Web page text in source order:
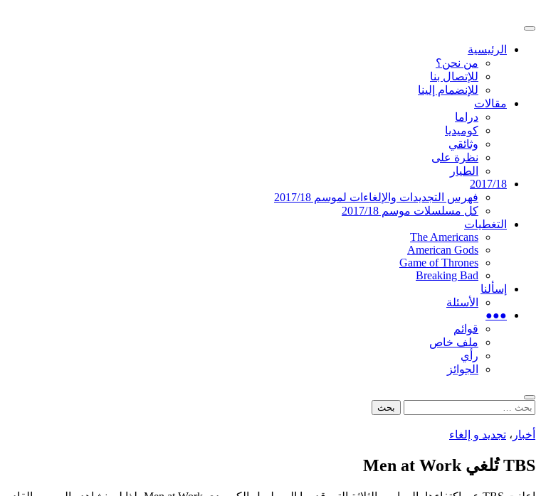
إلى
دليل التلفزيون العربي
موقع عربي متخصص في أخبار ومقالات حول المسلسلات الأجنبية
القائمة
الرئيسيةالرئيسية
من نحن؟
للإتصال بنا
للإنضمام إلينا
مقالات
دراما
كوميديا
وثائقي
نظرة على
الطيار
2017/18
فهرس التجديدات والإلغاءات لموسم 2017/18
كل مسلسلات موسم 2017/18
التغطيات
The Americans
American Gods
Game of Thrones
Breaking Bad
إسألنا
الأسئلة
●●●
قوائم
ملف خاص
رأي
الجوائز
بحث
البحث
أخبار ، تجديد و إلغاء
TBS تُلغي Men at Work